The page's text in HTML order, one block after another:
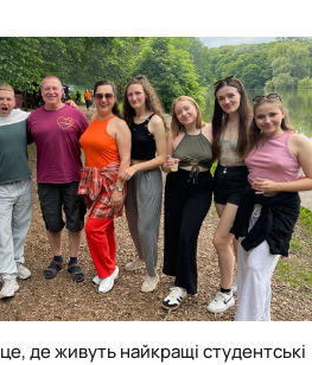
де живуть найкращі студентські